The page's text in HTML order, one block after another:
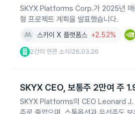
SKYX Platforms Corp.가 2025년 매
형 프로젝트 계획을 발표했습니다.
스카이 X 플랫폼스 +2.52%
2건의 연관 소식 26.03.26
SKYX CEO, 보통주 2만여 주
SKYX Platforms의 CEO Leonard J.